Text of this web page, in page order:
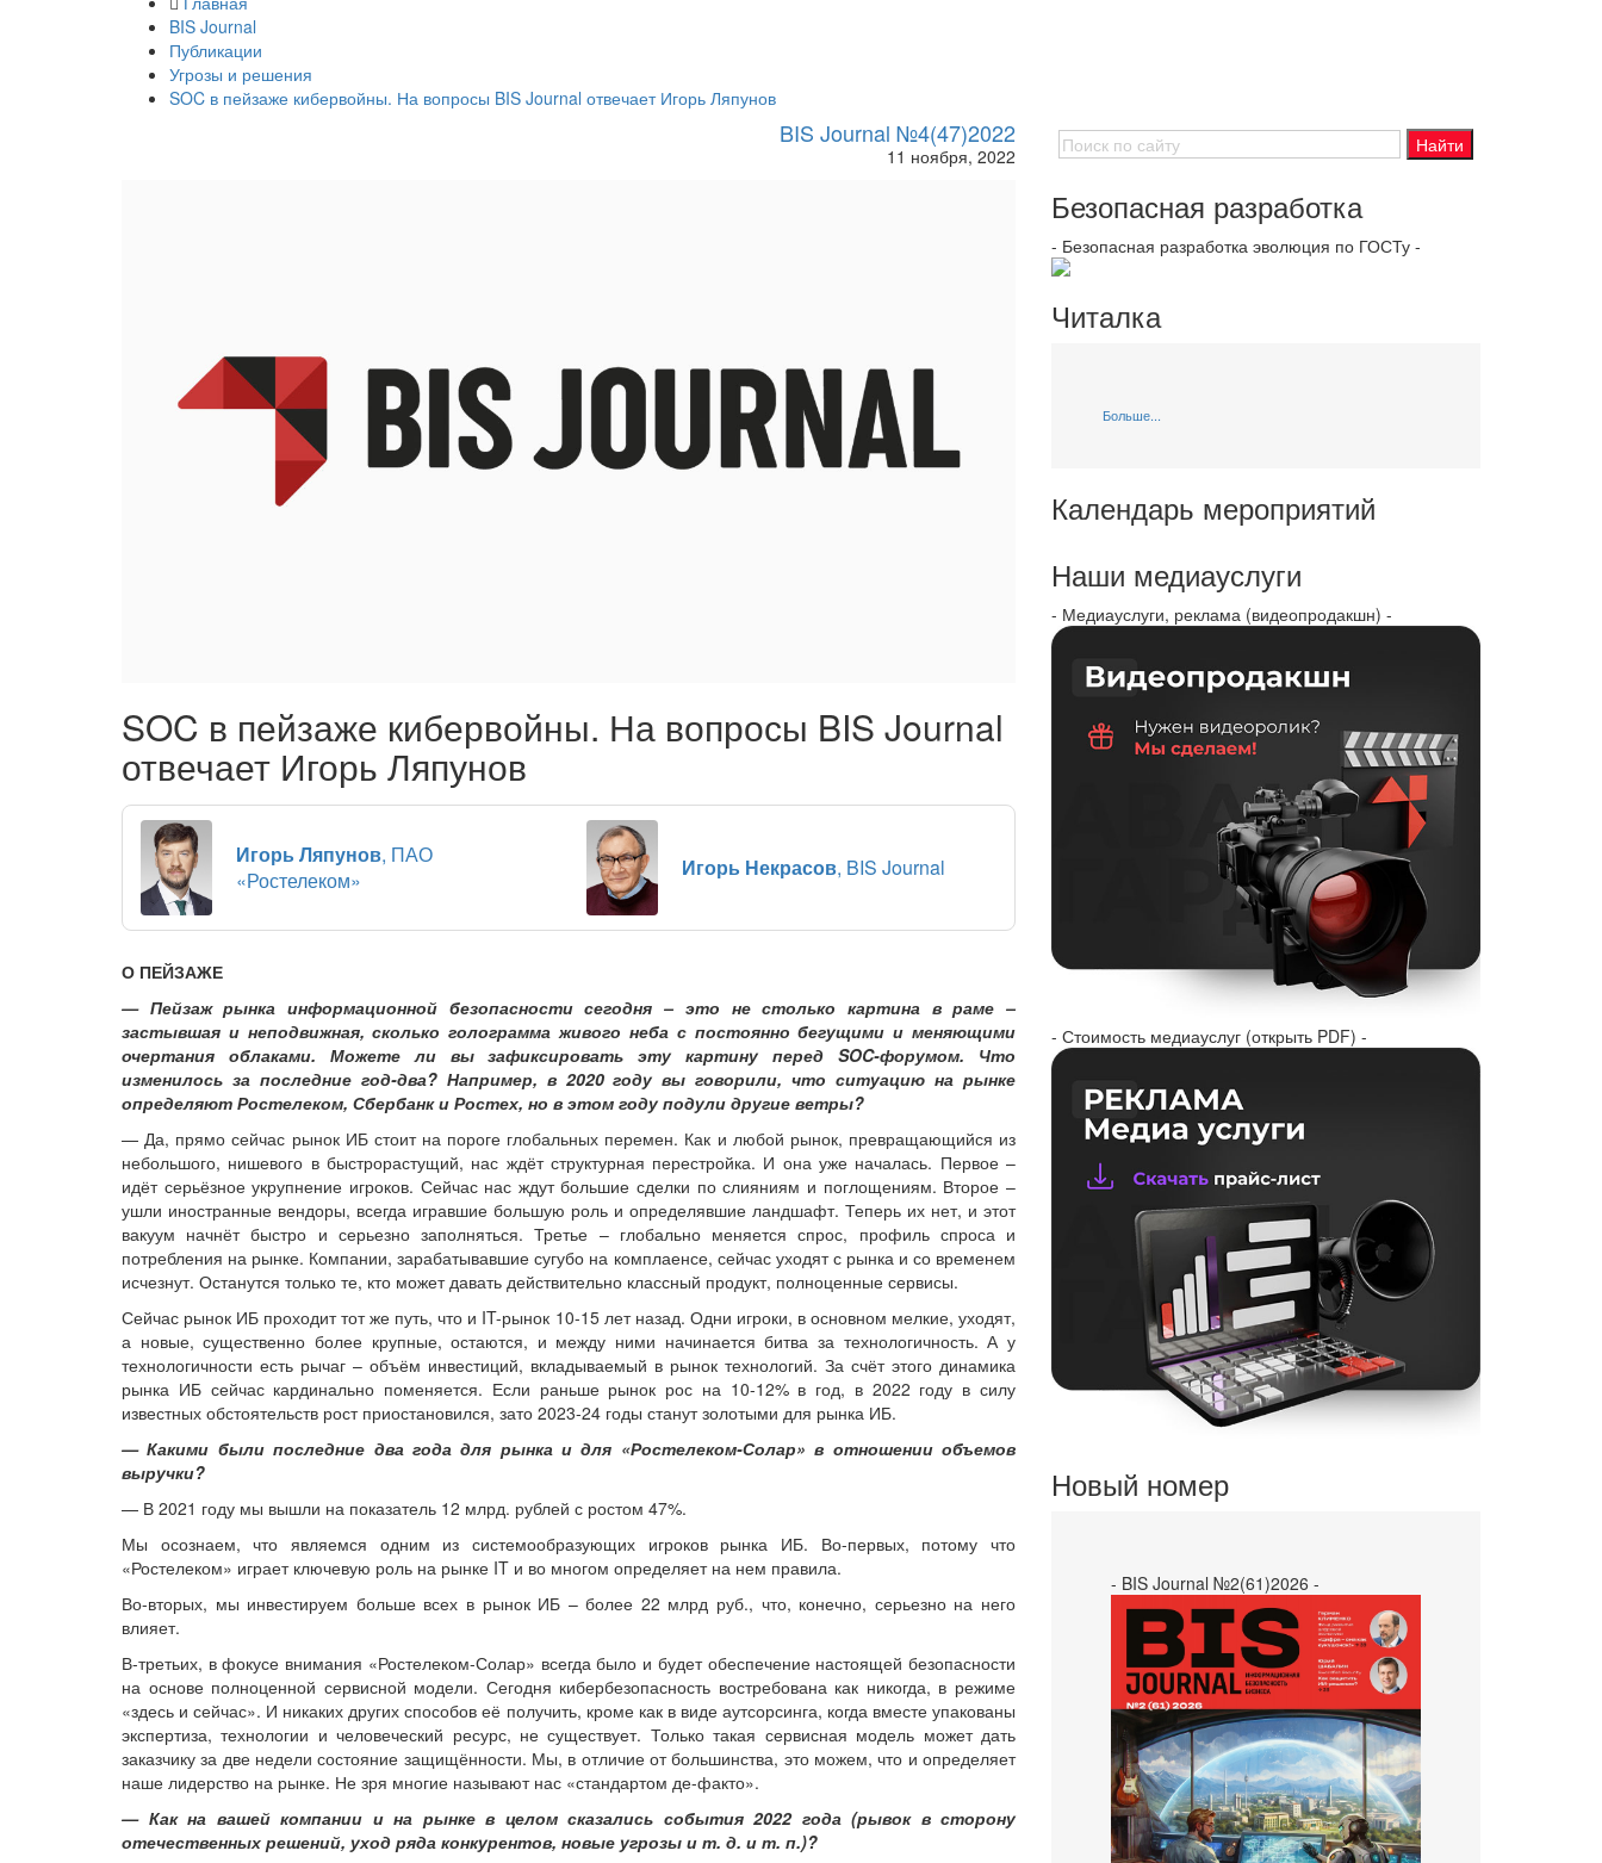
BIS Journal
Публикации
Угрозы и решения
SOC в пейзаже кибервойны. На вопросы BIS Journal отвечает Игорь Ляпунов
BIS Journal №4(47)2022
11 ноября, 2022
SOC в пейзаже кибервойны. На вопросы BIS Journal
отвечает Игорь Ляпунов
Игорь Ляпунов, ПАО
«Ростелеком»
Игорь Некрасов, BIS Journal
О ПЕЙЗАЖЕ
— Пейзаж рынка информационной безопасности сегодня – это не столько картина в раме –
застывшая и неподвижная, сколько голограмма живого неба с постоянно бегущими и меняющими
очертания облаками. Можете ли вы зафиксировать эту картину перед SOC-форумом. Что
изменилось за последние год-два? Например, в 2020 году вы говорили, что ситуацию на рынке
определяют Ростелеком, Сбербанк и Ростех, но в этом году подули другие ветры?
— Да, прямо сейчас рынок ИБ стоит на пороге глобальных перемен. Как и любой рынок, превращающийся из
небольшого, нишевого в быстрорастущий, нас ждёт структурная перестройка. И она уже началась. Первое –
идёт серьёзное укрупнение игроков. Сейчас нас ждут большие сделки по слияниям и поглощениям. Второе –
ушли иностранные вендоры, всегда игравшие большую роль и определявшие ландшафт. Теперь их нет, и этот
вакуум начнёт быстро и серьезно заполняться. Третье – глобально меняется спрос, профиль спроса и
потребления на рынке. Компании, зарабатывавшие сугубо на комплаенсе, сейчас уходят с рынка и со временем
исчезнут. Останутся только те, кто может давать действительно классный продукт, полноценные сервисы.
Сейчас рынок ИБ проходит тот же путь, что и IT-рынок 10-15 лет назад. Одни игроки, в основном мелкие, уходят,
а новые, существенно более крупные, остаются, и между ними начинается битва за технологичность. А у
технологичности есть рычаг – объём инвестиций, вкладываемый в рынок технологий. За счёт этого динамика
рынка ИБ сейчас кардинально поменяется. Если раньше рынок рос на 10-12% в год, в 2022 году в силу
известных обстоятельств рост приостановился, зато 2023-24 годы станут золотыми для рынка ИБ.
— Какими были последние два года для рынка и для «Ростелеком-Солар» в отношении объемов
выручки?
— В 2021 году мы вышли на показатель 12 млрд. рублей с ростом 47%.
Мы осознаем, что являемся одним из системообразующих игроков рынка ИБ. Во-первых, потому что
«Ростелеком» играет ключевую роль на рынке IT и во многом определяет на нем правила.
Во-вторых, мы инвестируем больше всех в рынок ИБ – более 22 млрд руб., что, конечно, серьезно на него
влияет.
В-третьих, в фокусе внимания «Ростелеком-Солар» всегда было и будет обеспечение настоящей безопасности
на основе полноценной сервисной модели. Сегодня кибербезопасность востребована как никогда, в режиме
«здесь и сейчас». И никаких других способов её получить, кроме как в виде аутсорсинга, когда вместе упакованы
экспертиза, технологии и человеческий ресурс, не существует. Только такая сервисная модель может дать
заказчику за две недели состояние защищённости. Мы, в отличие от большинства, это можем, что и определяет
наше лидерство на рынке. Не зря многие называют нас «стандартом де-факто».
— Как на вашей компании и на рынке в целом сказались события 2022 года (рывок в сторону
отечественных решений, уход ряда конкурентов, новые угрозы и т. д. и т. п.)?
Безопасная разработка
- Безопасная разработка эволюция по ГОСТу -
Читалка
Больше...
Календарь мероприятий
Наши медиауслуги
- Медиауслуги, реклама (видеопродакшн) -
- Стоимость медиауслуг (открыть PDF) -
Новый номер
- BIS Journal №2(61)2026 -